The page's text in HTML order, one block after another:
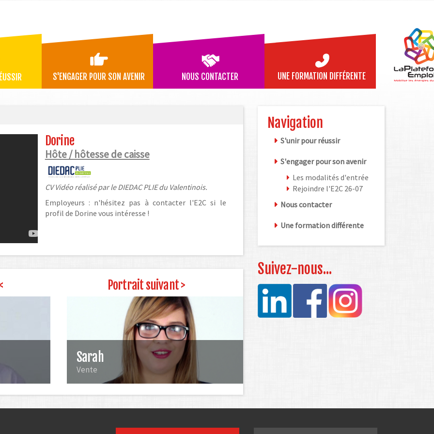
S'ENGAGER POUR SON AVENIR NOUS CONTACTER UNE FORMATION DIFFÉRENTE
Dorine
Hôte / hôtesse de caisse
CV Vidéo réalisé par le DIEDAC PLIE du Valentinois.
Employeurs : n'hésitez pas à contacter l'E2C si le
profil de Dorine vous intéresse !
Portrait suivant >
Sarah
Vente
Navigation
S'unir pour réussir
S'engager pour son avenir
Les modalités d'entrée
Rejoindre l'E2C 26-07
Nous contacter
Une formation différente
Suivez-nous...